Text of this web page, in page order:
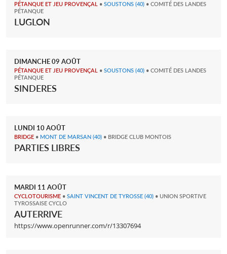
PÉTANQUE ET JEU PROVENÇAL • SOUSTONS (40) • COMITÉ DES LANDES
PÉTANQUE
LUGLON
DIMANCHE09 AOÛT
PÉTANQUE ET JEU PROVENÇAL • SOUSTONS (40) • COMITÉ DES LANDES
PÉTANQUE
SINDERES
LUNDI 10AOÛT
BRIDGE • MONT DE MARSAN (40) • BRIDGE CLUB MONTOIS
PARTIES LIBRES
MARDI 11 AOÛT
CYCLOTOURISME • SAINT VINCENT DE TYROSSE (40) • UNION SPORTIVE
TYROSSAISE CYCLO
AUTERRIVE
https://www.openrunner.com/r/13307694